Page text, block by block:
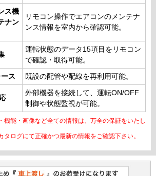
ス機
ナン
リモコン操作でエアコンのメンテナ
ンス情報を室内から確認可能。
運転状態のデータ15項目をリモコン
で確認・取得可能。
ス 既設の配管や配線を再利用可能。
外部機器を接続して、運転ON/OFF
制御や状態監視が可能。
能・画像など全ての情報は、万全の保証をいたし
ログにて正確かつ最新の情報をご確認下さい。